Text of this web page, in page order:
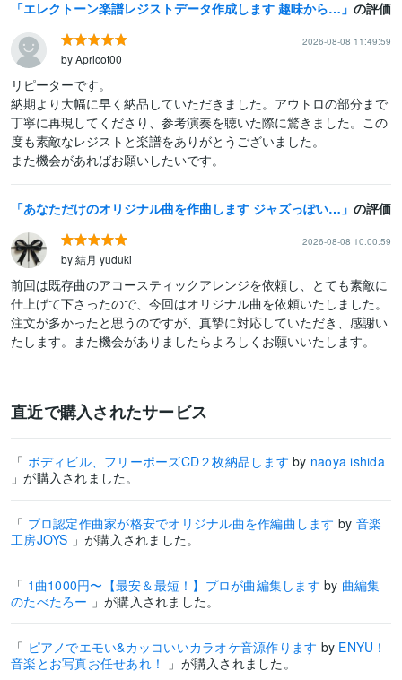
エレクトーン楽譜レジストデータ作成します 趣味からコンクール用まで幅広く対応！ の評価
2026-08-08 11:49:59
by Apricot00
リピーターです。
納期より大幅に早く納品していただきました。アウトロの部分まで
丁寧に再現してくださり、参考演奏を聴いた際に驚きました。この
度も素敵なレジストと楽譜をありがとうございました。
また機会があればお願いしたいです。
あなただけのオリジナル曲を作曲します ジャズっぽいおしゃれな曲を求めている方におすすめ の評価
2026-08-08 10:00:59
by 結月 yuduki
前回は既存曲のアコースティックアレンジを依頼し、とても素敵に
仕上げて下さったので、今回はオリジナル曲を依頼いたしました。
注文が多かったと思うのですが、真摯に対応していただき、感謝い
たします。また機会がありましたらよろしくお願いいたします。
直近で購入されたサービス
「 ボディビル、フリーポーズCD２枚納品します by naoya ishida
」が購入されました。
「 プロ認定作曲家が格安でオリジナル曲を作編曲します by 音楽
工房JOYS 」が購入されました。
「 1曲1000円〜【最安＆最短！】プロが曲編集します by 曲編集
のたべたろー 」が購入されました。
「 ピアノでエモい&カッコいいカラオケ音源作ります by ENYU！
音楽とお写真お任せあれ！
」が購入されました。